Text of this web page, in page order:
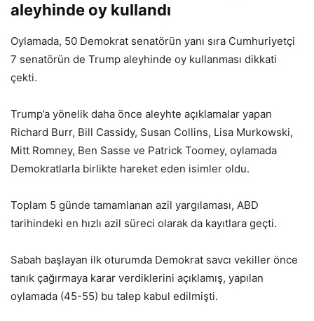
aleyhinde oy kullandı
Oylamada, 50 Demokrat senatörün yanı sıra Cumhuriyetçi
7 senatörün de Trump aleyhinde oy kullanması dikkati
çekti.
Trump’a yönelik daha önce aleyhte açıklamalar yapan
Richard Burr, Bill Cassidy, Susan Collins, Lisa Murkowski,
Mitt Romney, Ben Sasse ve Patrick Toomey, oylamada
Demokratlarla birlikte hareket eden isimler oldu.
Toplam 5 günde tamamlanan azil yargılaması, ABD
tarihindeki en hızlı azil süreci olarak da kayıtlara geçti.
Sabah başlayan ilk oturumda Demokrat savcı vekiller önce
tanık çağırmaya karar verdiklerini açıklamış, yapılan
oylamada (45-55) bu talep kabul edilmişti.